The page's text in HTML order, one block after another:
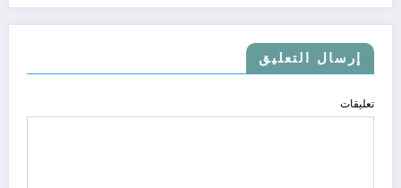
إرسال التعليق
تعليقات